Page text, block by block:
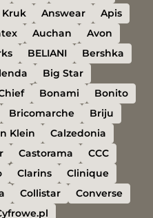
Kruk Answear
Apis
Auchan
Avon
BELIANI
Bershka
Big Star
Bonami
Bonito
Bricomarche
Briju
Klein
Calzedonia
Castorama
CCC
Clarins
Clinique
Collistar
Converse